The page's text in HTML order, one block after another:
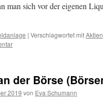
man sich vor der eigenen
| Verschlagwortet mitAktien
der Börse
2019 von Eva Schumann